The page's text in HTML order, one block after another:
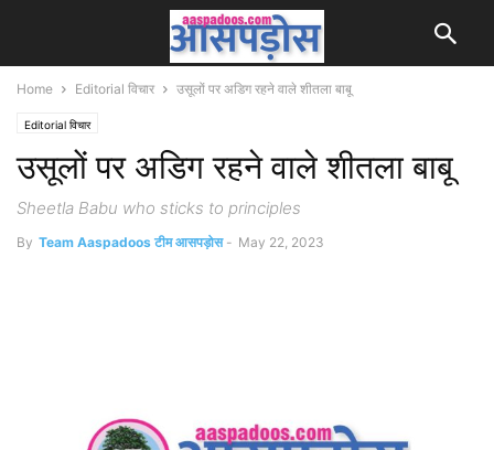
Home Editorial विचार उसूलों पर अडिग रहने वाले शीतला बाबू
Editorial विचार
उसूलों पर अडिग रहने वाले शीतला बाबू
Sheetla Babu who sticks to principles
By Team Aaspadoos टीम आसपड़ोस - May 22, 2023